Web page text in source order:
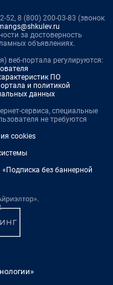
52, 8 (800) 200-03-83 (звонок
за достоверность
объявлениях.
веб-портала регулируются:
ПО
и политикой
данных
сервиса, специальные
не требуются
cookies
без баннерной